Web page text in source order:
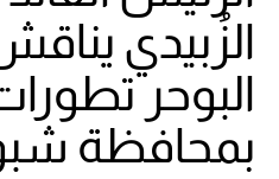
الزُبيدي
البوحر
بمحافظة